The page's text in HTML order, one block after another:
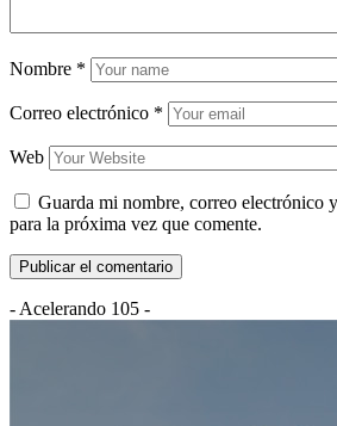
Nombre *
Correo electrónico *
Web
Guarda mi nombre, correo electrónico
para la próxima vez que comente.
- Acelerando 105 -